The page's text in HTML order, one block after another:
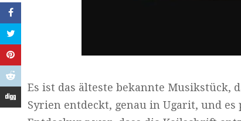
Es ist das älteste bekannte Musikstück,
Syrien entdeckt, genau in Ugarit, und